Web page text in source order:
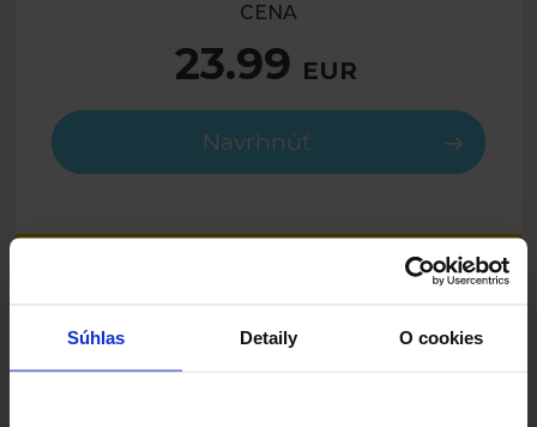
Súhlas Detaily O cookies
CENA
23.99 EUR
Navrhnúť